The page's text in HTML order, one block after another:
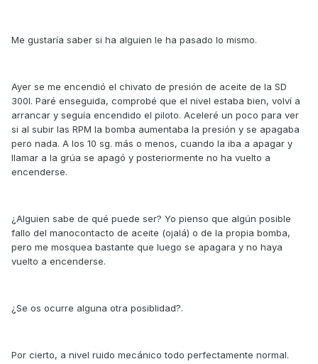
Me gustaría saber si ha alguien le ha pasado lo mismo.
Ayer se me encendió el chivato de presión de aceite de la SD
300I. Paré enseguida, comprobé que el nivel estaba bien, volví a
arrancar y seguía encendido el piloto. Aceleré un poco para ver
si al subir las RPM la bomba aumentaba la presión y se apagaba
pero nada. A los 10 sg. más o menos, cuando la iba a apagar y
llamar a la grúa se apagó y posteriormente no ha vuelto a
encenderse.
¿Alguien sabe de qué puede ser? Yo pienso que algún posible
fallo del manocontacto de aceite (ojalá) o de la propia bomba,
pero me mosquea bastante que luego se apagara y no haya
vuelto a encenderse.
¿Se os ocurre alguna otra posiblidad?.
Por cierto, a nivel ruido mecánico todo perfectamente normal.